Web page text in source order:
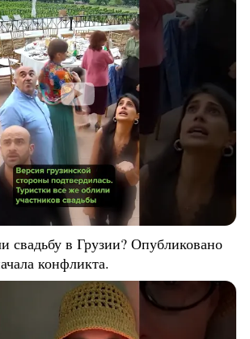
свадьбу в Грузии? Опубликовано
конфликта.